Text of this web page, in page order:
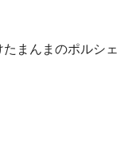
まんまのポルシェ